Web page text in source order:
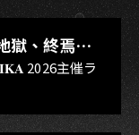
獄、終焉
夢中、花奏
2026主催ラ